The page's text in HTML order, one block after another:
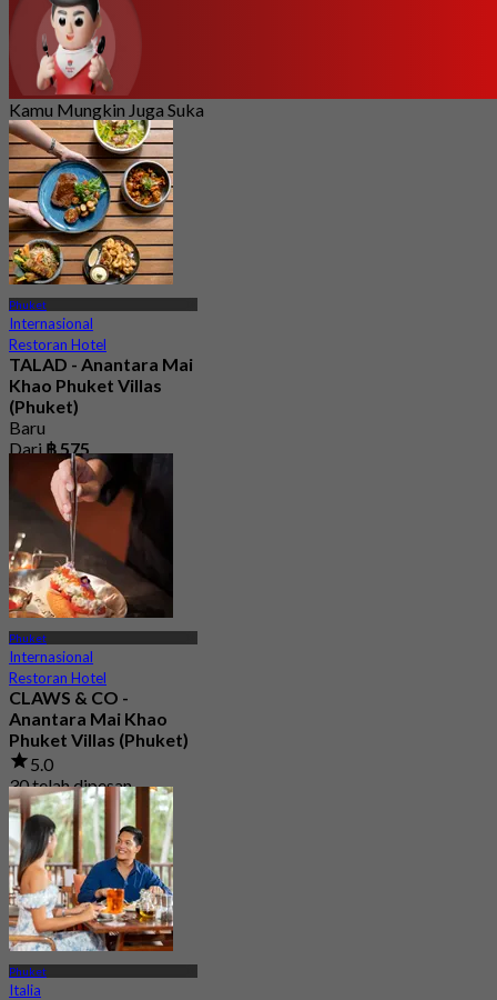
Kamu Mungkin Juga Suka
Phuket
Internasional
Restoran Hotel
TALAD - Anantara Mai
Khao Phuket Villas
(Phuket)
Baru
Dari฿ 575
Phuket
Internasional
Restoran Hotel
CLAWS & CO -
Anantara Mai Khao
Phuket Villas (Phuket)
5.0
30 telah dipesan
Dari฿ 1,045
Phuket
Italia